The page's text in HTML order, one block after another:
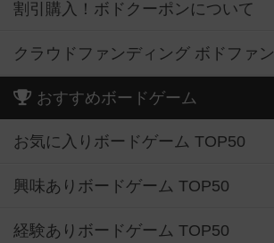
割引購入！ボドクーポンについて
クラウドファンディング ボドファン
おすすめボードゲーム
お気に入りボードゲーム TOP50
興味ありボードゲーム TOP50
経験ありボードゲーム TOP50